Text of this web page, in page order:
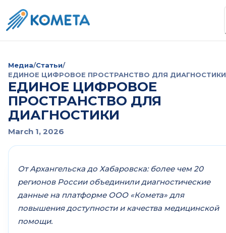
Медиа/Статьи/
ЕДИНОЕ ЦИФРОВОЕ ПРОСТРАНСТВО ДЛЯ ДИАГНОСТИКИ
ЕДИНОЕ ЦИФРОВОЕ
ПРОСТРАНСТВО ДЛЯ
ДИАГНОСТИКИ
March 1, 2026
От Архангельска до Хабаровска: более чем 20
регионов России объединили диагностические
данные на платформе ООО «Комета» для
повышения доступности и качества медицинской
помощи.